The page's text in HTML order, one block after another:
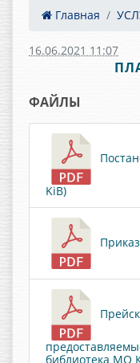
Главная
16.06.2021 11:07
ФАЙЛЫ
KiB)
библиотека МО